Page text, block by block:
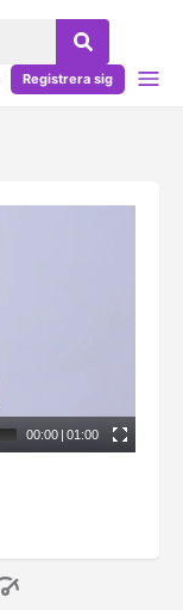
Registrera sig
00:00 | 01:00